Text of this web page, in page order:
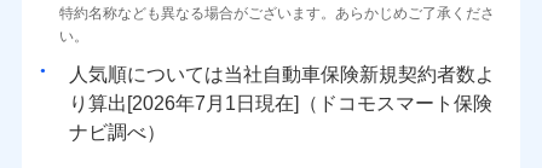
特約名称なども異なる場合がございます。あらかじめご了承くださ
い。
人気順については当社
新規契約者数よ
り算出[
年 月
日現在]（ドコモスマート保険
ナビ調べ）